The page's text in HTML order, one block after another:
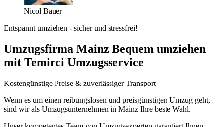
Nicol Bauer
Entspannt umziehen - sicher und stressfrei!
Umzugsfirma Mainz Bequem umziehen
mit Temirci Umzugsservice
Kostengünstige Preise & zuverlässiger Transport
Wenn es um einen reibungslosen und preisgünstigen Umzug geht,
sind wir als Umzugsunternehmen in Mainz Ihre beste Wahl.